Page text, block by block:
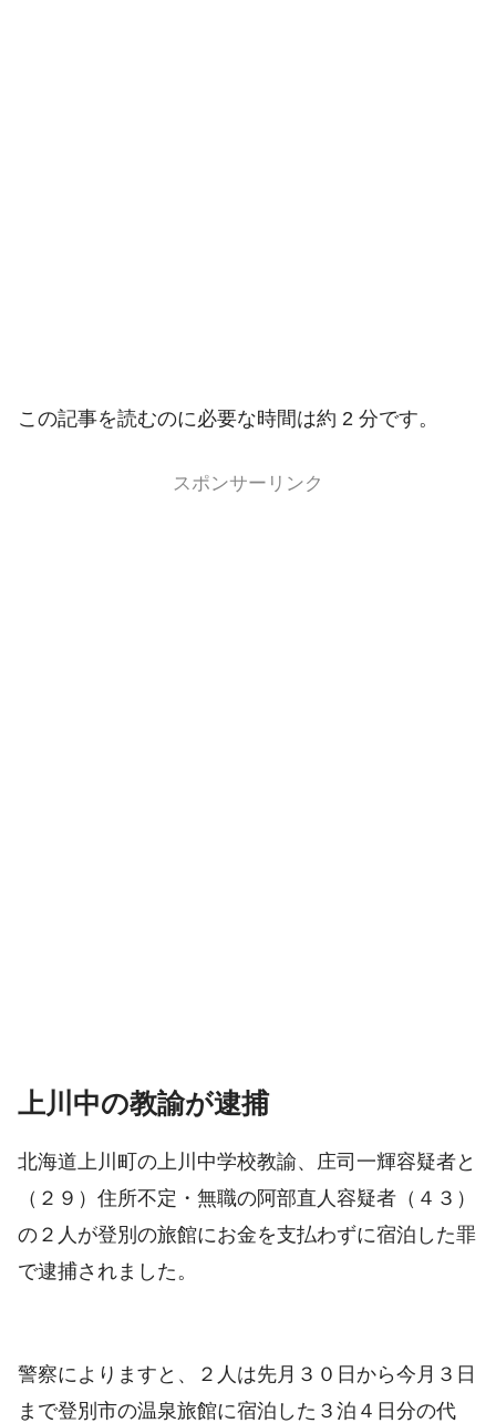
この記事を読むのに必要な時間は約 2 分です。
スポンサーリンク
上川中の教諭が逮捕
北海道上川町の上川中学校教諭、庄司一輝容疑者と
（２９）住所不定・無職の阿部直人容疑者（４３）
の２人が登別の旅館にお金を支払わずに宿泊した罪
で逮捕されました。
警察によりますと、２人は先月３０日から今月３日
まで登別市の温泉旅館に宿泊した３泊４日分の代